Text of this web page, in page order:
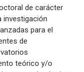
de carácter
investigación
para el
de
teórico y/o